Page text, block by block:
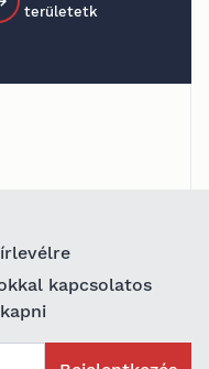
területetk
kapcsolatos